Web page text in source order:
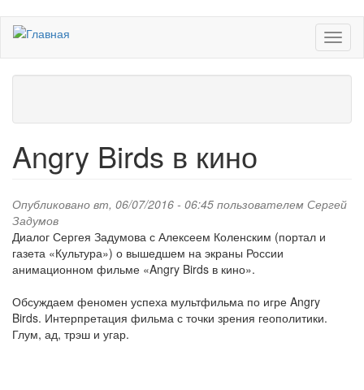
Перейти
основному
содержанию
Angry Birds в кино
Опубликовано вт, 06/07/2016 - 06:45 пользователем Сергей
Задумов
Диалог Сергея Задумова с Алексеем Коленским (портал и
газета «Культура») о вышедшем на экраны России
анимационном фильме «Angry Birds в кино».
Обсуждаем феномен успеха мультфильма по игре Angry
Birds. Интерпретация фильма с точки зрения геополитики.
Глум, ад, трэш и угар.